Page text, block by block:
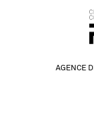
AGENCE